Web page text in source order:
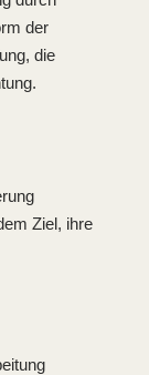
der
die
Ziel, ihre